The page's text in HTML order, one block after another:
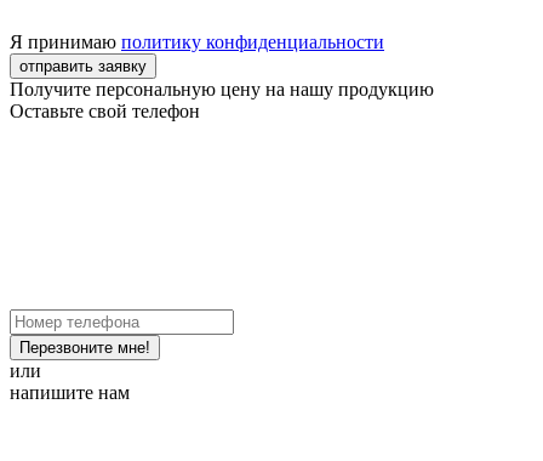
Я принимаю политику конфиденциальности
отправить заявку
Получите персональную цену на нашу продукцию
Оставьте свой телефон
Перезвоните мне!
или
напишите нам